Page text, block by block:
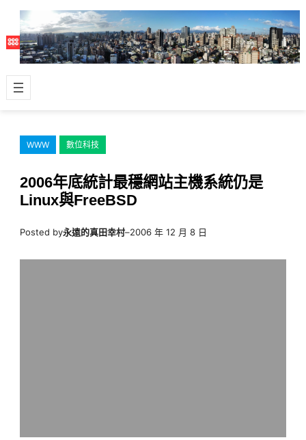
主
容
WWW 數位科技
2006年底統計最穩網站主機系統仍是
Linux與FreeBSD
Posted by永遠的真田幸村–2006 年 12 月 8 日